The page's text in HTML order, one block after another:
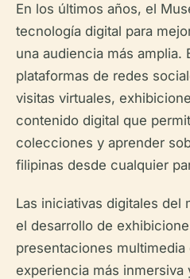
En los últimos años, el
tecnología digital para
una audiencia más amplia.
plataformas de redes
visitas virtuales,
contenido digital que
colecciones y aprender
filipinas desde cualquier
Las iniciativas digitales del
el desarrollo de
presentaciones
experiencia más inmersiva